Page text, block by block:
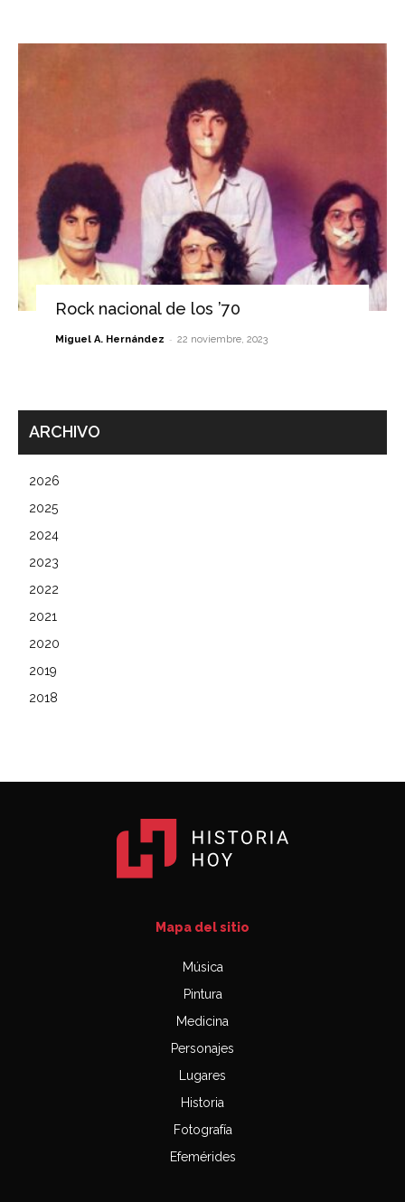
Rock nacional de los ’70
Miguel A. Hernández - 22 noviembre, 2023
ARCHIVO
2026
2025
2024
2023
2022
2021
2020
2019
2018
Mapa del sitio
Música
Pintura
Medicina
Personajes
Lugares
Historia
Fotografía
Efemérides